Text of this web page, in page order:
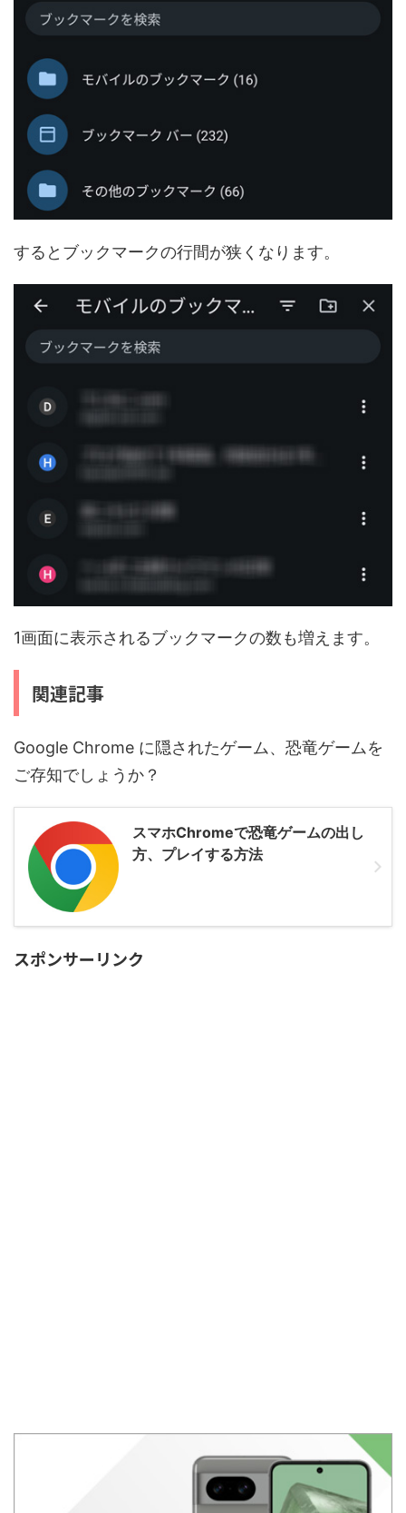
するとブックマークの行間が狭くなります。
1画面に表示されるブックマークの数も増えます。
関連記事
Google Chrome に隠されたゲーム、恐竜ゲームを
ご存知でしょうか？
スマホChromeで恐竜ゲームの出し
方、プレイする方法
スポンサーリンク